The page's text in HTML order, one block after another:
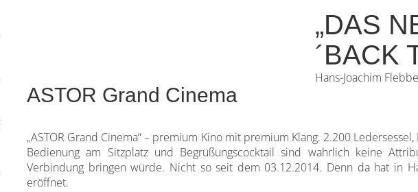
„DAS
´BACK
Hans-Joachim
ASTOR Grand Cinema
„ASTOR Grand Cinema“ – premium Kino mit premium Klang. 2.200
Bedienung am Sitzplatz und Begrüßungscocktail sind wahrlich keine
Verbindung bringen würde. Nicht so seit dem 03.12.2014. Denn da hat in
eröffnet.